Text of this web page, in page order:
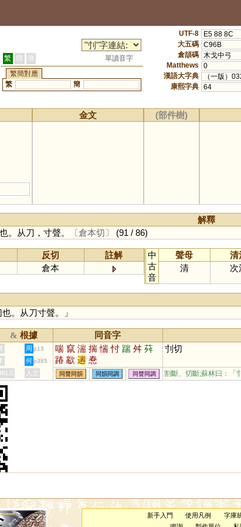
繁 簡 港
單讀音字
繁簡對應
繁
簡
UTF-8
E5 88 8C
大五碼 C96B
倉頡碼
木戈中弓
Matthews
0
漢語大字典
（一版）
康熙字典 64
金文 (部件樹)
解釋
。从刀，寸聲。 〔倉本切〕 (91 / 86)
反切
註解
倉本
中
古
音
聲母 清
清
次
。从刀寸聲。」
& 根據 同音字
周 p13 喘 竄 湍 揣 惴 忖 踹 舛 荈
踳 歂 遄 惷
刌切
何 p385
人文 同聲同韻 同韻同調 同聲同調 割斷、切斷;蘇林曰：「
新手入門 使用凡例 字庫